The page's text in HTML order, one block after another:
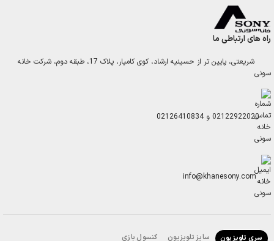
راه های ارتباطی ما
شریعتی، پایین تر از حسینیه ارشاد، کوی کامیار، پلاک 17، طبقه دوم، شرکت خانه
سونی
02122922020 و02126410834
info@khanesony.com
سری تلویزیون سایز تلویزیون کنسول بازی